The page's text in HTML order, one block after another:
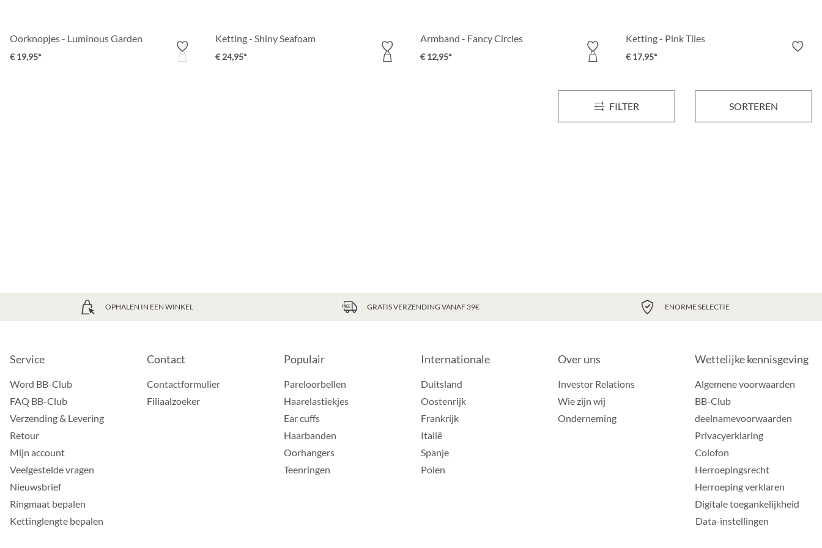
FILTER SORTEREN
Oorknopjes - Luminous Garden
€ 19,95*
Ketting - Shiny Seafoam
€ 24,95*
Armband - Fancy Circles
€ 12,95*
Ketting - Pink Tiles
€ 17,95*
OPHALEN IN EEN WINKEL GRATIS VERZENDING VANAF 39€ ENORME SELECTIE
Service
Word BB-Club
FAQ BB-Club
Verzending & Levering
Retour
Mijn account
Veelgestelde vragen
Nieuwsbrief
Ringmaat bepalen
Kettinglengte bepalen
Contact
Contactformulier
Filiaalzoeker
Populair
Pareloorbellen
Haarelastiekjes
Ear cuffs
Haarbanden
Oorhangers
Teenringen
Internationale
Duitsland
Oostenrijk
Frankrijk
Italië
Spanje
Polen
Over uns
Investor Relations
Wie zijn wij
Onderneming
Wettelijke kennisgeving
Algemene voorwaarden
BB-Club
deelnamevoorwaarden
Privacyerklaring
Colofon
Herroepingsrecht
Herroeping verklaren
Digitale toegankelijkheid
Data-instellingen